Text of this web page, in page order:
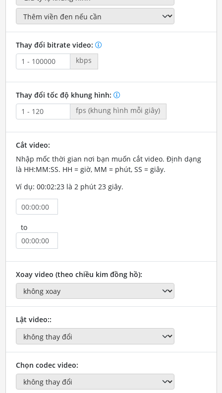
Thay đổi bitrate video:
kbps
Thay đổi tốc độ khung hình:
fps (khung hình mỗi giây)
Cắt video:
Nhập mốc thời gian nơi bạn muốn cắt video. Định dạng
là HH:MM:SS. HH = giờ, MM = phút, SS = giây.
Ví dụ: 00:02:23 là 2 phút 23 giây.
to
Xoay video (theo chiều kim đồng hồ):
Lật video::
Chọn codec video: